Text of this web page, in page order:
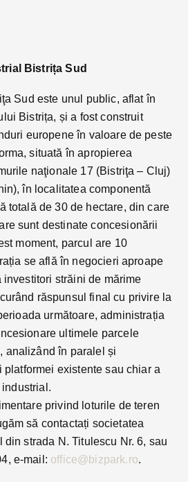
Bistrița Sud
Sud este unul public, aflat în
Bistrița, și a fost construit
europene în valoare de peste
situată în apropierea
naţionale 17 (Bistriţa – Cluj)
în localitatea componentă
totală de 30 de hectare, din care
sunt destinate concesionării
moment, parcul are 10
se află în negocieri aproape
străini de mărime
răspunsul final cu privire la
următoare, administrația
ultimele parcele
analizând în paralel și
existente sau chiar a
privind loturile de teren
să contactați societatea
strada N. Titulescu Nr. 6, sau
e-mail: office@bizpark.ro.